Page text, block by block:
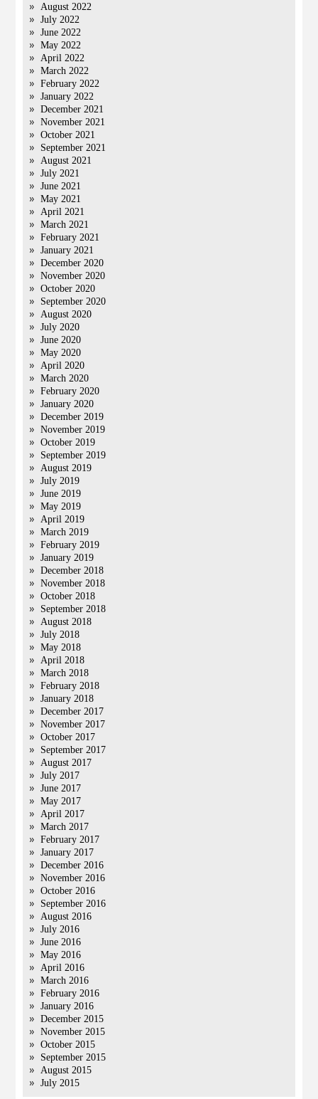
August 2022
July 2022
June 2022
May 2022
April 2022
March 2022
February 2022
January 2022
December 2021
November 2021
October 2021
September 2021
August 2021
July 2021
June 2021
May 2021
April 2021
March 2021
February 2021
January 2021
December 2020
November 2020
October 2020
September 2020
August 2020
July 2020
June 2020
May 2020
April 2020
March 2020
February 2020
January 2020
December 2019
November 2019
October 2019
September 2019
August 2019
July 2019
June 2019
May 2019
April 2019
March 2019
February 2019
January 2019
December 2018
November 2018
October 2018
September 2018
August 2018
July 2018
May 2018
April 2018
March 2018
February 2018
January 2018
December 2017
November 2017
October 2017
September 2017
August 2017
July 2017
June 2017
May 2017
April 2017
March 2017
February 2017
January 2017
December 2016
November 2016
October 2016
September 2016
August 2016
July 2016
June 2016
May 2016
April 2016
March 2016
February 2016
January 2016
December 2015
November 2015
October 2015
September 2015
August 2015
July 2015